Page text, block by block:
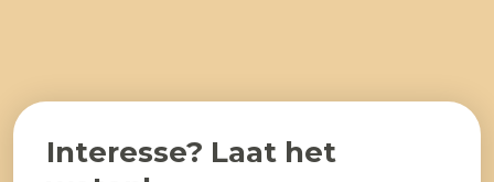
Interesse? Laat het